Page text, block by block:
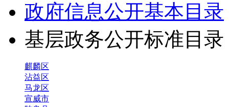
政府信息公开基本目录
基层政务公开标准目
麒麟区
沾益区
马龙区
宣威市